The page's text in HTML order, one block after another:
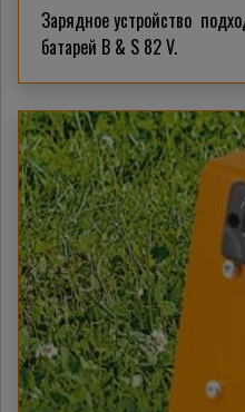
Зарядное устройство
батарей B & S 82 V.